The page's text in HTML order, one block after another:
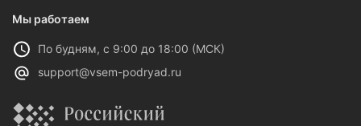
Мы работаем
По будням, с 9:00 до 18:00 (МСК)
support@vsem-podryad.ru